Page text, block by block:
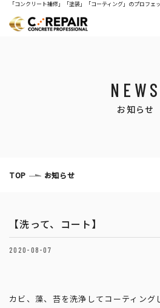
「コンクリート補修」「塗装」「コーティング」のプロフェ
NEWS
お知らせ
TOP お知らせ
【洗って、コート】
2020-08-07
カビ、藻、苔を洗浄してコーティング